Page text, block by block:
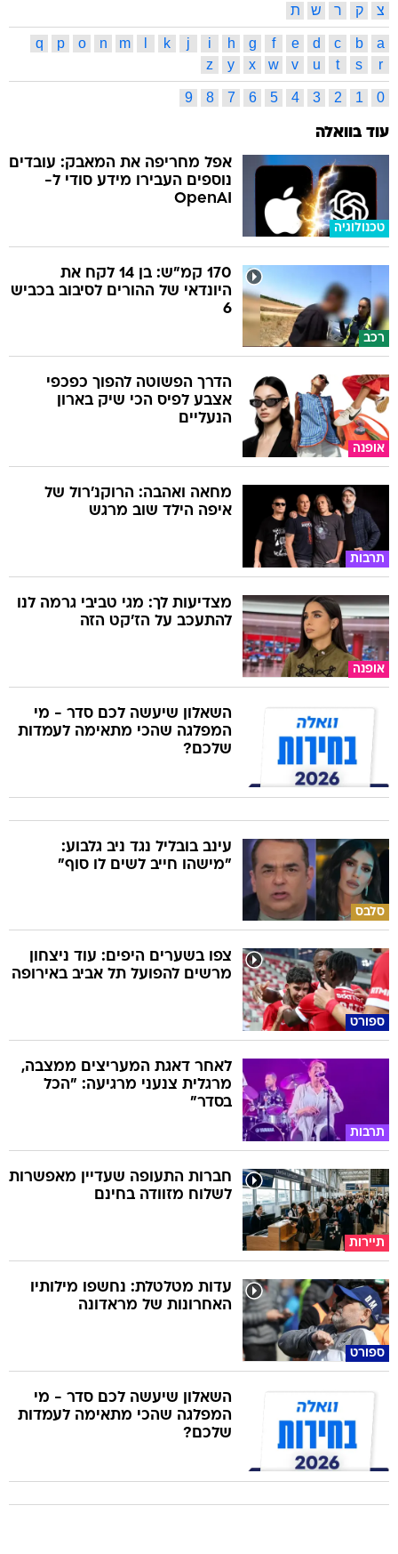
צ
ק ר ש ת
a
b
c
d
e
f
g
h
i
j
k
m
n
o
p
q
r
s
t
u
v
w
x
y
z
0
1
2
3
4
5
6
7
8
9
עוד בוואלה
טכנולוגיה
אפל מחריפה את המאבק: עובדים
נוספים העבירו מידע סודי ל-
OpenAI
רכב
170 קמ"ש: בן 14 לקח את
היונדאי של ההורים לסיבוב בכביש
6
אופנה
הדרך הפשוטה להפוך כפכפי
אצבע לפיס הכי שיק בארון
הנעליים
תרבות
מחאה ואהבה: הרוקנ'רול של
איפה הילד שוב מרגש
אופנה
מצדיעות לך: מגי טביבי גרמה לנו
להתעכב על הז'קט הזה
השאלון שיעשה לכם סדר - מי
המפלגה שהכי מתאימה לעמדות
שלכם?
סלבס
עינב בובליל נגד ניב גלבוע:
"מישהו חייב לשים לו סוף"
ספורט
צפו בשערים היפים: עוד ניצחון
מרשים להפועל תל אביב באירופה
תרבות
לאחר דאגת המעריצים ממצבה,
מרגלית צנעני מרגיעה: "הכל
בסדר"
תיירות
חברות התעופה שעדיין מאפשרות
לשלוח מזוודה בחינם
ספורט
עדות מטלטלת: נחשפו מילותיו
האחרונות של מראדונה
השאלון שיעשה לכם סדר - מי
המפלגה שהכי מתאימה לעמדות
שלכם?